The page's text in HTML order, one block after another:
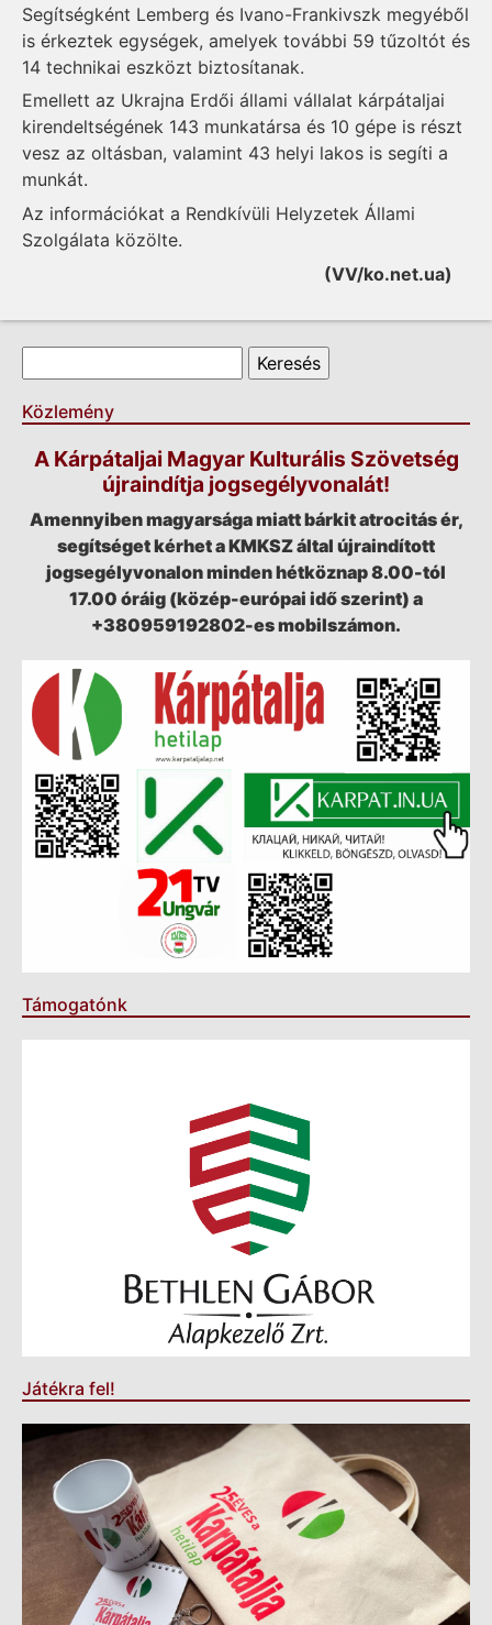
Segítségként Lemberg és Ivano-Frankivszk megyéből
is érkeztek egységek, amelyek további 59 tűzoltót és
14 technikai eszközt biztosítanak.
Emellett az Ukrajna Erdői állami vállalat kárpátaljai
kirendeltségének 143 munkatársa és 10 gépe is részt
vesz az oltásban, valamint 43 helyi lakos is segíti a
munkát.
Az információkat a Rendkívüli Helyzetek Állami
Szolgálata közölte.
(VV/ko.net.ua)
Keresés űrlap
Keresés
Közlemény
A Kárpátaljai Magyar Kulturális Szövetség
újraindítja jogsegélyvonalát!
Amennyiben magyarsága miatt bárkit atrocitás ér,
segítséget kérhet a KMKSZ által újraindított
jogsegélyvonalon minden hétköznap 8.00-tól
17.00 óráig (közép-európai idő szerint) a
+380959192802-es mobilszámon.
Támogatónk
Játékra fel!